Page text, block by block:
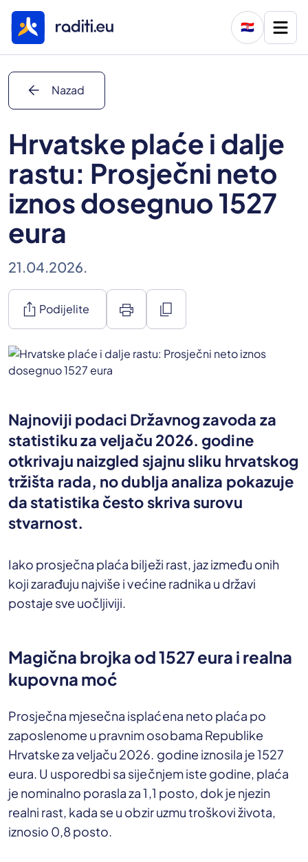
🇭🇷
arrow_back Nazad
Hrvatske plaće i dalje
rastu: Prosječni neto
iznos dosegnuo 1527
eura
21.04.2026.
ios_share Podijelite print content_copy
Najnoviji podaci Državnog zavoda za
statistiku za veljaču 2026. godine
otkrivaju naizgled sjajnu sliku hrvatskog
tržišta rada, no dublja analiza pokazuje
da statistika često skriva surovu
stvarnost.
Iako prosječna plaća bilježi rast, jaz između onih
koji zarađuju najviše i većine radnika u državi
postaje sve uočljiviji.
Magična brojka od 1527 eura i realna
kupovna moć
Prosječna mjesečna isplaćena neto plaća po
zaposlenome u pravnim osobama Republike
Hrvatske za veljaču 2026. godine iznosila je 1527
eura. U usporedbi sa siječnjem iste godine, plaća
je nominalno porasla za 1,1 posto, dok je njezin
realni rast, kada se u obzir uzmu troškovi života,
iznosio 0,8 posto.